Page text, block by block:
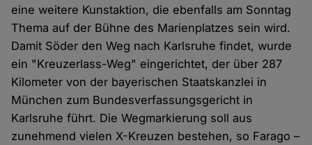
eine weitere Kunstaktion, die ebenfalls am Sonntag
Thema auf der Bühne des Marienplatzes sein wird.
Damit Söder den Weg nach Karlsruhe findet, wurde
ein "Kreuzerlass-Weg" eingerichtet, der über 287
Kilometer von der bayerischen Staatskanzlei in
München zum Bundesverfassungsgericht in
Karlsruhe führt. Die Wegmarkierung soll aus
zunehmend vielen X-Kreuzen bestehen, so Farago –